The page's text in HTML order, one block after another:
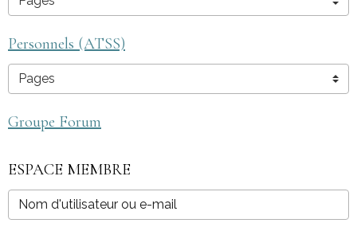
Personnels (ATSS)
Groupe Forum
ESPACE MEMBRE